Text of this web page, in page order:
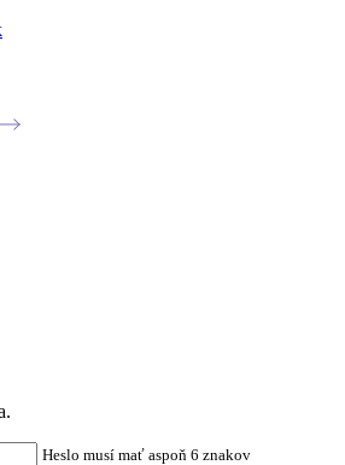
Heslo musí mať aspoň 6 znakov